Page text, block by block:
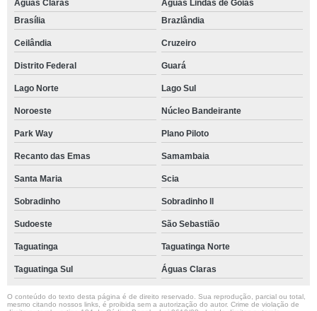
Águas Claras
Águas Lindas de Goiás
Brasília
Brazlândia
Ceilândia Cruzeiro
Distrito Federal Guará
Lago Norte Lago Sul
Noroeste Núcleo Bandeirante
Park Way Plano Piloto
Recanto das Emas Samambaia
Santa Maria Scia
Sobradinho Sobradinho ll
Sudoeste São Sebastião
Taguatinga Taguatinga Norte
Taguatinga Sul Águas Claras
O conteúdo do texto desta página é de direito reservado. Sua reprodução, parcial ou total,
mesmo citando nossos links, é proibida sem a autorização do autor. Crime de violação de